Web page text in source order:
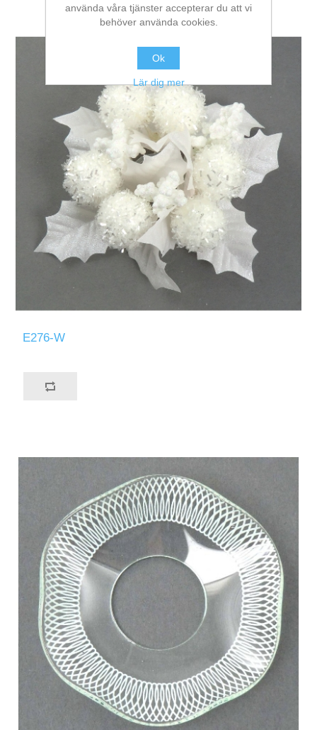
E276-W
använda våra tjänster accepterar du att vi
behöver använda cookies.
Ok
Lär dig mer